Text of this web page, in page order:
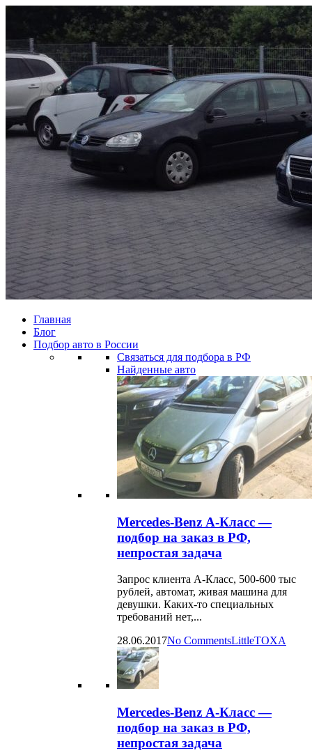
Главная
Блог
Подбор авто в России
Связаться для подбора в РФ
Найденные авто
Mercedes-Benz А-Класс —
подбор на заказ в РФ,
непростая задача
Запрос клиента А-Класс, 500-600 тыс
рублей, автомат, живая машина для
девушки. Каких-то специальных
требований нет,...
28.06.2017No CommentsLittleTOXA
Mercedes-Benz А-Класс —
подбор на заказ в РФ,
непростая задача